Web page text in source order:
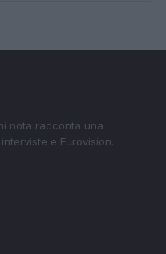
nota racconta una
e Eurovision.